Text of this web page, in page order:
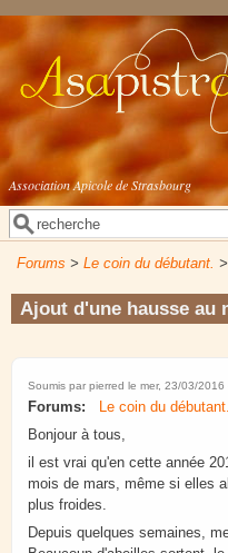
Aller au contenu principal
Association Apicole de Strasbourg
Formulaire de recherche
Rechercher
Forums > Le coin du débutant. >
Ajout d'une hausse au
Soumis par pierred le mer, 23/03/2016
Forums:
Le coin du débutant.
Bonjour à tous,
il est vrai qu'en cette année
mois de mars, même si elles
plus froides.
Depuis quelques semaines,